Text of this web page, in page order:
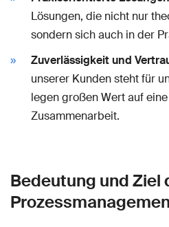
Lösungen, die nicht nur
sondern sich auch in der
Zuverlässigkeit und
unserer Kunden steht für
legen großen Wert auf
Zusammenarbeit.
Bedeutung und Ziel